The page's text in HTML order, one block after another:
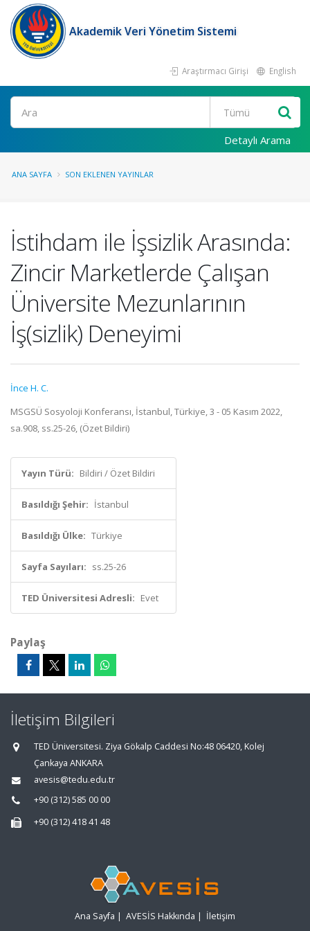
Akademik Veri Yönetim Sistemi
Araştırmacı Girişi English
Ara
Detaylı Arama
ANA SAYFA SON EKLENEN YAYINLAR
İstihdam ile İşsizlik Arasında:
Zincir Marketlerde Çalışan
Üniversite Mezunlarının
İş(sizlik) Deneyimi
İnce H. C.
MSGSÜ Sosyoloji Konferansı, İstanbul, Türkiye, 3 - 05 Kasım 2022,
sa.908, ss.25-26, (Özet Bildiri)
Yayın Türü: Bildiri / Özet Bildiri
Basıldığı Şehir: İstanbul
Basıldığı Ülke: Türkiye
Sayfa Sayıları: ss.25-26
TED Üniversitesi Adresli: Evet
Paylaş
İletişim Bilgileri
TED Üniversitesi. Ziya Gökalp Caddesi No:48 06420, Kolej
Çankaya ANKARA
avesis@tedu.edu.tr
+90 (312) 585 00 00
+90 (312) 418 41 48
Ana Sayfa | AVESİS Hakkında | İletişim